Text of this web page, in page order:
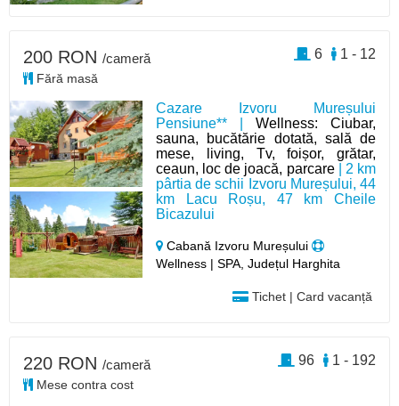
Cazare Izvoru Mureșului
Pensiune** |Wellness: Ciubar,
sauna, bucătărie dotată, sală de
mese, living, Tv, foișor, grătar,
ceaun, loc de joacă, parcare| 2 km
pârtia de schii Izvoru Mureșului, 44
km Lacu Roșu, 47 km Cheile
Bicazului
Cabană Izvoru Mureșului
Wellness | SPA, Județul Harghita
Tichet | Card vacanță
200 RON /cameră
Fără masă
1 - 12
6
220 RON /cameră
Mese contra cost
1 - 192
96